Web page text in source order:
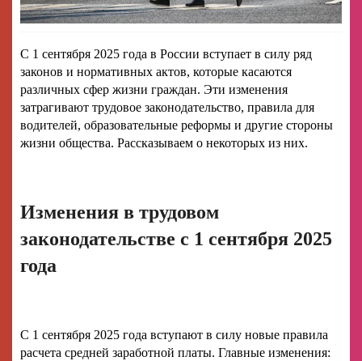
С 1 сентября 2025 года в России вступает в силу ряд
законов и нормативных актов, которые касаются
различных сфер жизни граждан. Эти изменения
затрагивают трудовое законодательство, правила для
водителей, образовательные реформы и другие стороны
жизни общества. Рассказываем о некоторых из них.
Изменения в трудовом
законодательстве с 1 сентября 2025
года
С 1 сентября 2025 года вступают в силу новые правила
расчета средней заработной платы. Главные изменения: